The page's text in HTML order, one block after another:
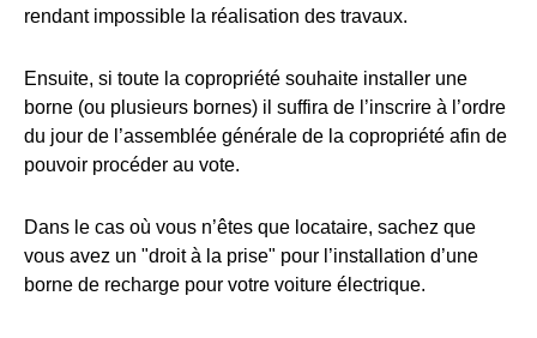
rendant impossible la réalisation des travaux.
Ensuite, si toute la copropriété souhaite installer une
borne (ou plusieurs bornes) il suffira de l’inscrire à l’ordre
du jour de l’assemblée générale de la copropriété afin de
pouvoir procéder au vote.
Dans le cas où vous n’êtes que locataire, sachez que
vous avez un "droit à la prise" pour l’installation d’une
borne de recharge pour votre voiture électrique.